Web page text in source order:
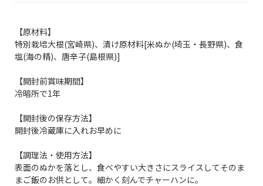
【原材料】
特別栽培大根(宮崎県)、漬け原材料[米ぬか(埼玉・長野県)、食
塩(海の精)、唐辛子(島根県)]
【開封前賞味期間】
冷暗所で1年
【開封後の保存方法】
開封後冷蔵庫に入れお早めに
【調理法・使用方法】
表面のぬかを落とし、食べやすい大きさにスライスしてそのま
まご飯のお供として。細かく刻んでチャーハンに。